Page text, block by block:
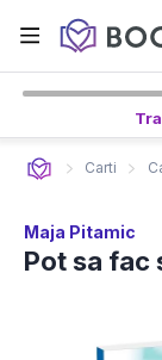
Carti
Maja Pitamic
Pot sa fac